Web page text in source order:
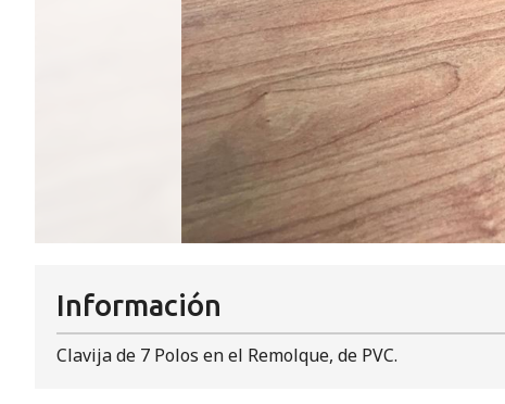
Información
Clavija de 7 Polos en el Remolque, de PVC.